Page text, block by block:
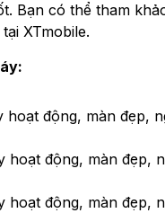
Bạn có thể tham
XTmobile.
hoạt động, màn đẹp,
hoạt động, màn đẹp,
hoạt động, màn đẹp,